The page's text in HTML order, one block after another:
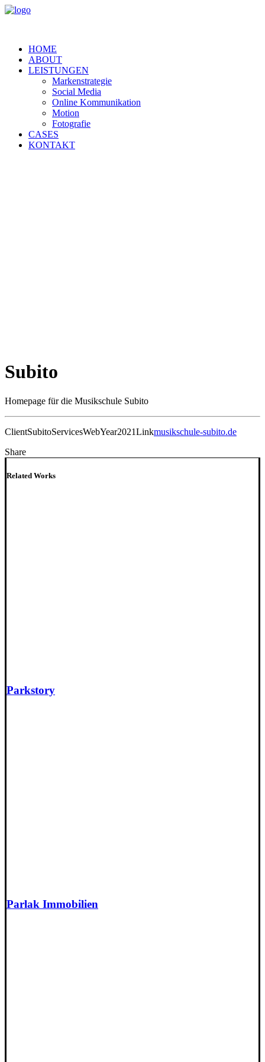
HOME
ABOUT
LEISTUNGEN
Markenstrategie
Social Media
Online Kommunikation
Motion
Fotografie
CASES
KONTAKT
Subito
Homepage für die Musikschule Subito
ClientSubitoServicesWebYear2021Linkmusikschule-subito.de
Share
Related Works
Parkstory
Parlak Immobilien